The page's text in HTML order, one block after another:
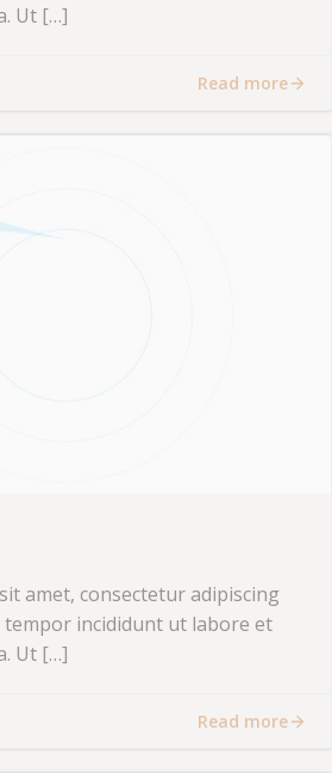
Ut […]
Read more
amet, consectetur adipiscing
tempor incididunt ut labore et
Ut […]
Read more